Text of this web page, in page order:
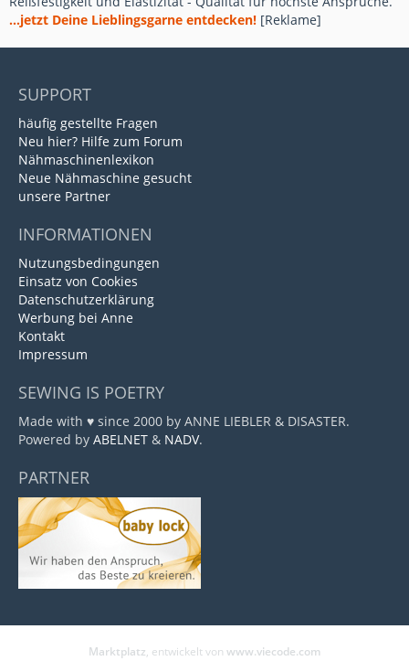
...jetzt Deine Lieblingsgarne entdecken! [Reklame]
SUPPORT
häufig gestellte Fragen
Neu hier? Hilfe zum Forum
Nähmaschinenlexikon
Neue Nähmaschine gesucht
unsere Partner
INFORMATIONEN
Nutzungsbedingungen
Einsatz von Cookies
Datenschutzerklärung
Werbung bei Anne
Kontakt
Impressum
SEWING IS POETRY
Made with ♥ since 2000 by ANNE LIEBLER & DISASTER.
Powered by ABELNET & NADV.
PARTNER
Marktplatz, entwickelt von www.viecode.com